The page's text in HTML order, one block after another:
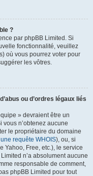
?
par phpBB Limited. Si
fonctionnalité, veuillez
où vous pourrez voter pour
les vôtres.
ou d’ordres légaux liés
» devraient être un
n’obtenez aucune
le propriétaire du domaine
une requête WHOIS), ou, si
Yahoo, Free, etc.), le service
n’a absolument aucune
responsable de comment,
phpBB Limited pour tout